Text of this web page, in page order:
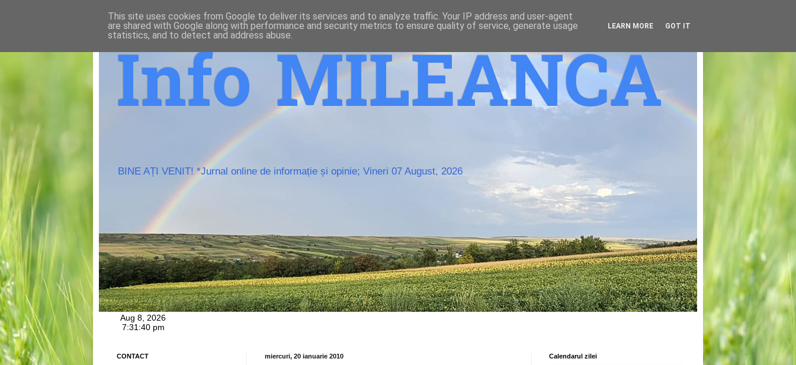
Info MILEANCA
BINE AȚI VENIT! *Jurnal online de informație și opinie; Vineri 07 August, 2026
miercuri, 20 ianuarie 2010
CONTACT Calendarul zilei
This site uses cookies from Google to deliver its services and to analyze traffic. Your IP address and user-agent
are shared with Google along with performance and security metrics to ensure quality of service, generate usage
statistics, and to detect and address abuse.
LEARN MORE GOT IT